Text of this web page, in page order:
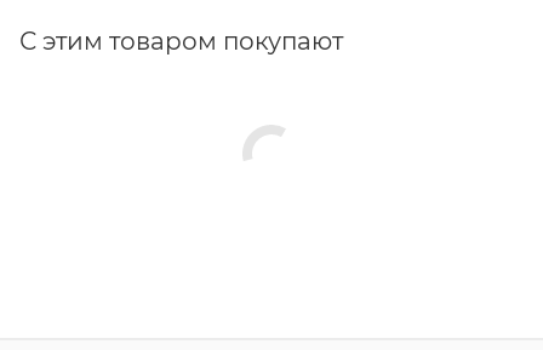
С этим товаром покупают